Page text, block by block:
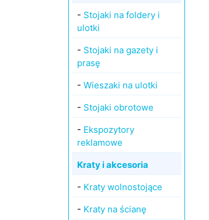
- Stojaki na foldery i
ulotki
- Stojaki na gazety i
prasę
- Wieszaki na ulotki
- Stojaki obrotowe
- Ekspozytory
reklamowe
Kraty i akcesoria
- Kraty wolnostojące
- Kraty na ścianę